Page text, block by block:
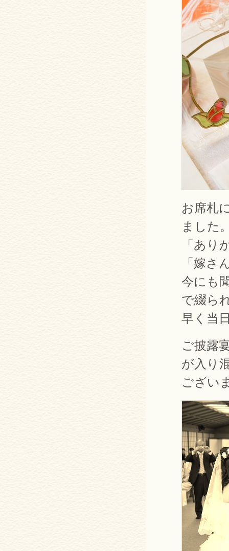
お席札
ました
「あり
「嫁さ
今にも
で綴ら
早く当
ご披露
が入り
ござい